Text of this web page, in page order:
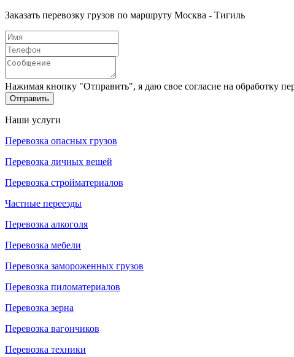
Заказать перевозку грузов по маршруту Москва - Тигиль
Нажимая кнопку "Отправить", я даю свое согласие на обработку
Отправить
Наши услуги
Перевозка опасных грузов
Перевозка личных вещей
Перевозка стройматериалов
Частные переезды
Перевозка алкоголя
Перевозка мебели
Перевозка замороженных грузов
Перевозка пиломатериалов
Перевозка зерна
Перевозка вагончиков
Перевозка техники